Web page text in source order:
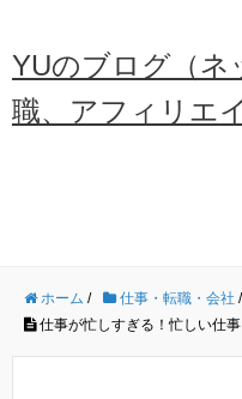
YUのブログ（ネ
職、アフィリエ
ホーム / 仕事・転職・会社 /
仕事が忙しすぎる！忙しい仕